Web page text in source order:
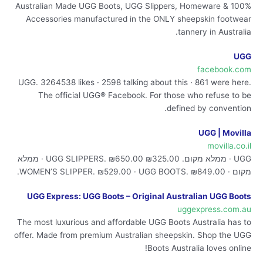
100% Australian Made UGG Boots, UGG Slippers, Homeware &
Accessories manufactured in the ONLY sheepskin footwear
tannery in Australia.
UGG
facebook.com
UGG. 3264538 likes · 2598 talking about this · 861 were here.
The official UGG® Facebook. For those who refuse to be
defined by convention.
UGG | Movilla
movilla.co.il
UGG · ממלא מקום. UGG SLIPPERS. ₪650.00 ₪325.00 · ממלא
מקום · WOMEN’S SLIPPER. ₪529.00 · UGG BOOTS. ₪849.00.
UGG Express: UGG Boots – Original Australian UGG Boots
uggexpress.com.au
The most luxurious and affordable UGG Boots Australia has to
offer. Made from premium Australian sheepskin. Shop the UGG
Boots Australia loves online!